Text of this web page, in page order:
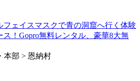
フェイスマスクで青の洞窟へ行く体験
ス！Gopro無料レンタル、豪華8大無
本部 > 恩納村